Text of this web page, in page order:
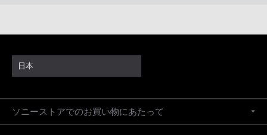
日本
ソニーストアでのお買い物にあたって